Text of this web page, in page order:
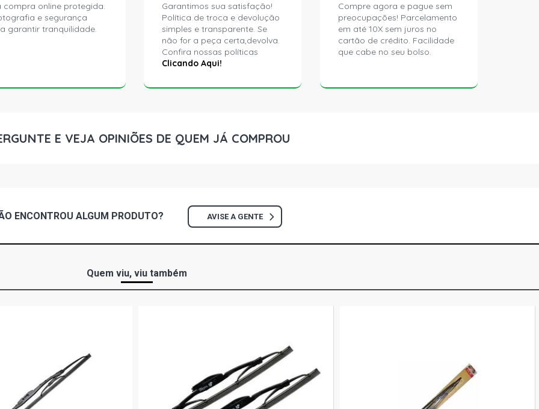
MONTANA CONQUEST PICKUP 1.4 8V ECONOFLEX
N14YF FLEX (2010 - 2010)
MONTANA LS PICKUP 1.4 8V ECONOFLEX N14YF
MONTANA SPORT FRENTE AGILE PICKUP 1.4 8V
ECONOFLEX N14YF FLEX (2011 - 2012)
SPIN LT MINIVAN 1.8 8V ECONOFLEX N18XFH FLEX
(2013 - 2021)
VECTRA GTX HATCH 2.0 8V FLEXPOWER FLEX
(2007 - 2008)
VECTRA ELEGANCE SEDAN 2.0 8V FLEXPOWER
FLEX (2006 - 2008)
compra online protegida.
e segurança
garantir tranquilidade.
Garantimos sua satisfação!
Política de troca e devolução
simples e transparente. Se
não for a peça certa,devolva.
Confira nossas políticas
Clicando Aqui!
Compre agora e pague sem
preocupações! Parcelamento
em até 10X sem juros no
cartão de crédito. Facilidade
que cabe no seu bolso.
E VEJA OPINIÕES DE QUEM JÁ COMPROU
ENCONTROU ALGUM PRODUTO? AVISE A GENTE
Quem viu, viu também